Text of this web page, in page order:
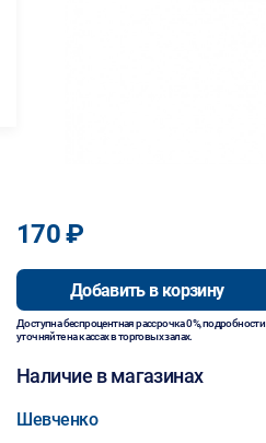
170 ₽
Добавить в корзину
Доступна беспроцентная рассрочка 0%, подробности
уточняйте на кассах в торговых залах.
Наличие в магазинах
Шевченко